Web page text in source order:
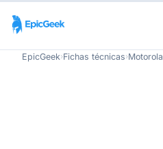
EpicGeek›Fichas técnicas›Motorola